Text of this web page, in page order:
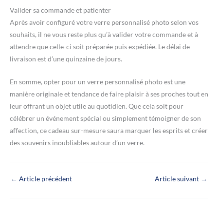
Valider sa commande et patienter
Après avoir configuré votre verre personnalisé photo selon vos
souhaits, il ne vous reste plus qu’à valider votre commande et à
attendre que celle-ci soit préparée puis expédiée. Le délai de
livraison est d’une quinzaine de jours.
En somme, opter pour un verre personnalisé photo est une
manière originale et tendance de faire plaisir à ses proches tout en
leur offrant un objet utile au quotidien. Que cela soit pour
célébrer un événement spécial ou simplement témoigner de son
affection, ce cadeau sur-mesure saura marquer les esprits et créer
des souvenirs inoubliables autour d’un verre.
← Article précédent Article suivant →